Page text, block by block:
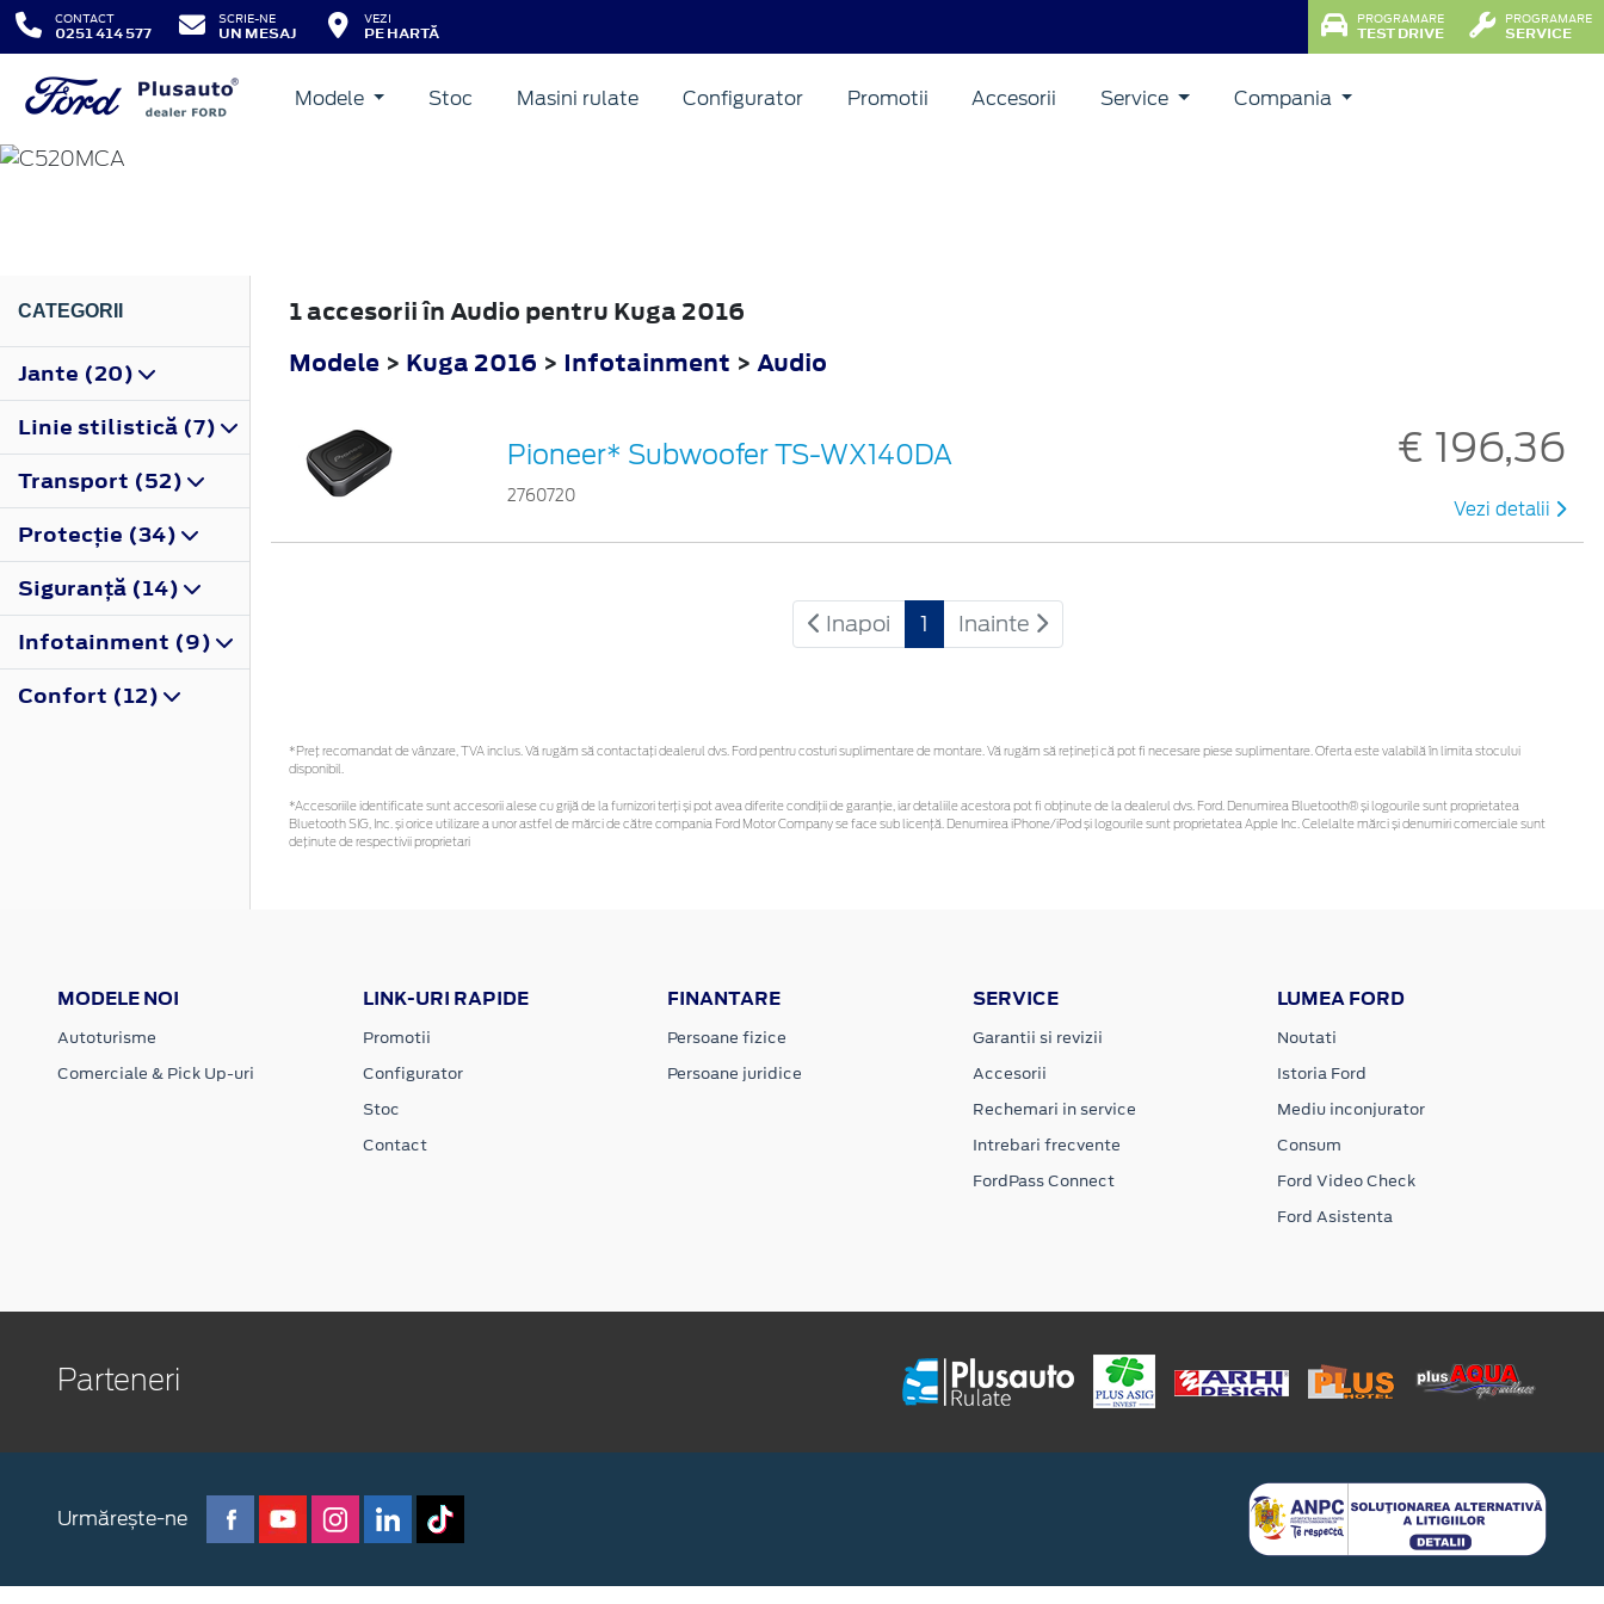
CONTACT
0251 414 577
SCRIE-NE
UN MESAJ
VEZI
PE HARTĂ
PROGRAMARE
TEST DRIVE
PROGRAMARE
SERVICE
Modele Stoc Masini rulate Configurator Promotii Accesorii Service Compania
KUGA
CATEGORII
Jante (20)
Linie stilistică (7)
Transport (52)
Protecţie (34)
Siguranţă (14)
Infotainment (9)
Confort (12)
1 accesorii în Audio pentru Kuga 2016
Modele > Kuga 2016 > Infotainment > Audio
Pioneer* Subwoofer TS-WX140DA
2760720
€ 196,36
Vezi detalii
Inapoi 1 Inainte
*Preţ recomandat de vânzare, TVA inclus. Vă rugăm să contactaţi dealerul dvs. Ford pentru costuri suplimentare de montare. Vă rugăm să rețineți că pot fi necesare piese suplimentare. Oferta este valabilă în limita stocului
disponibil.
*Accesoriile identificate sunt accesorii alese cu grijă de la furnizori terți și pot avea diferite condiții de garanție, iar detaliile acestora pot fi obținute de la dealerul dvs. Ford. Denumirea Bluetooth® și logourile sunt proprietatea
Bluetooth SIG, Inc. și orice utilizare a unor astfel de mărci de către compania Ford Motor Company se face sub licență. Denumirea iPhone/iPod și logourile sunt proprietatea Apple Inc. Celelalte mărci și denumiri comerciale sunt
deținute de respectivii proprietari
MODELE NOI
Autoturisme
Comerciale & Pick Up-uri
LINK-URI RAPIDE
Promotii
Configurator
Stoc
Contact
FINANTARE
Persoane fizice
Persoane juridice
SERVICE
Garantii si revizii
Accesorii
Rechemari in service
Intrebari frecvente
FordPass Connect
LUMEA FORD
Noutati
Istoria Ford
Mediu inconjurator
Consum
Ford Video Check
Ford Asistenta
Parteneri
Urmărește-ne